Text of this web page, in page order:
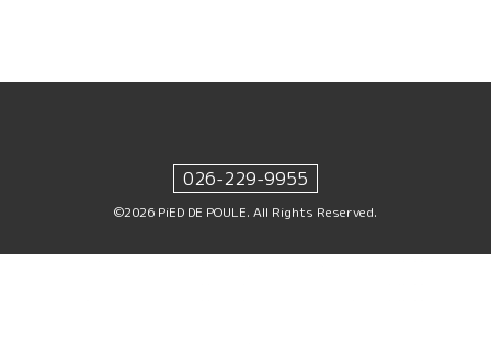
026-229-9955
©2026 PiED DE POULE. All Rights Reserved.